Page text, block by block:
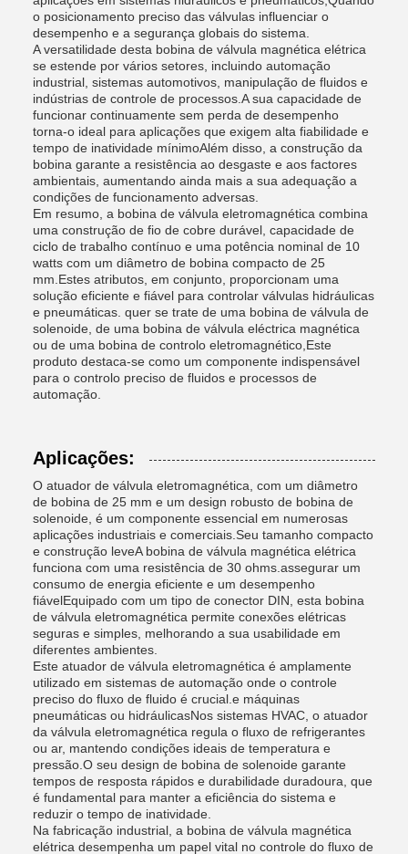
o posicionamento preciso das válvulas influenciar o
desempenho e a segurança globais do sistema.
A versatilidade desta bobina de válvula magnética elétrica
se estende por vários setores, incluindo automação
industrial, sistemas automotivos, manipulação de fluidos e
indústrias de controle de processos.A sua capacidade de
funcionar continuamente sem perda de desempenho
torna-o ideal para aplicações que exigem alta fiabilidade e
tempo de inatividade mínimoAlém disso, a construção da
bobina garante a resistência ao desgaste e aos factores
ambientais, aumentando ainda mais a sua adequação a
condições de funcionamento adversas.
Em resumo, a bobina de válvula eletromagnética combina
uma construção de fio de cobre durável, capacidade de
ciclo de trabalho contínuo e uma potência nominal de 10
watts com um diâmetro de bobina compacto de 25
mm.Estes atributos, em conjunto, proporcionam uma
solução eficiente e fiável para controlar válvulas hidráulicas
e pneumáticas. quer se trate de uma bobina de válvula de
solenoide, de uma bobina de válvula eléctrica magnética
ou de uma bobina de controlo eletromagnético,Este
produto destaca-se como um componente indispensável
para o controlo preciso de fluidos e processos de
automação.
Aplicações:
O atuador de válvula eletromagnética, com um diâmetro
de bobina de 25 mm e um design robusto de bobina de
solenoide, é um componente essencial em numerosas
aplicações industriais e comerciais.Seu tamanho compacto
e construção leveA bobina de válvula magnética elétrica
funciona com uma resistência de 30 ohms.assegurar um
consumo de energia eficiente e um desempenho
fiávelEquipado com um tipo de conector DIN, esta bobina
de válvula eletromagnética permite conexões elétricas
seguras e simples, melhorando a sua usabilidade em
diferentes ambientes.
Este atuador de válvula eletromagnética é amplamente
utilizado em sistemas de automação onde o controle
preciso do fluxo de fluido é crucial.e máquinas
pneumáticas ou hidráulicasNos sistemas HVAC, o atuador
da válvula eletromagnética regula o fluxo de refrigerantes
ou ar, mantendo condições ideais de temperatura e
pressão.O seu design de bobina de solenoide garante
tempos de resposta rápidos e durabilidade duradoura, que
é fundamental para manter a eficiência do sistema e
reduzir o tempo de inatividade.
Na fabricação industrial, a bobina de válvula magnética
elétrica desempenha um papel vital no controle do fluxo de